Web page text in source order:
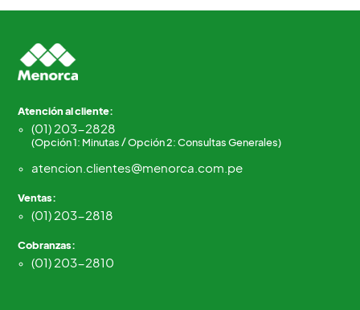
Atención al cliente:
(01) 203-2828
(Opción 1: Minutas / Opción 2: Consultas Generales)
atencion.clientes@menorca.com.pe
Ventas:
(01) 203-2818
Cobranzas:
(01) 203-2810